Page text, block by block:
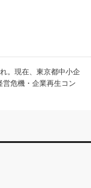
。現在、東京都中小企
危機・企業再生コン